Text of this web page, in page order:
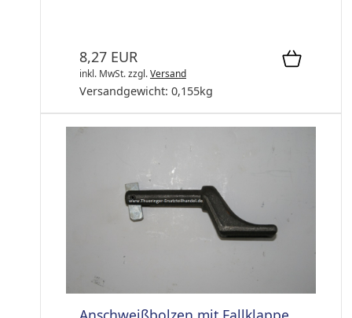
8,27 EUR
inkl. MwSt.zzgl.Versand
Versandgewicht: 0,155kg